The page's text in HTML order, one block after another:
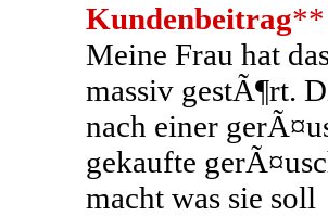
Kundenbeitrag**
Meine Frau hat
massiv gestÃ¶rt.
nach einer
gekaufte
macht was sie soll